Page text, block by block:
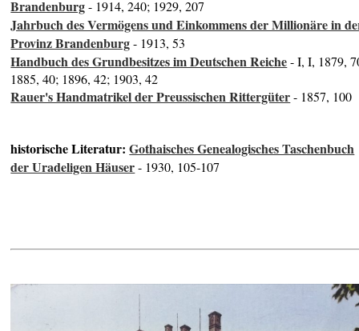
Brandenburg- 1914, 240; 1929, 207
Jahrbuch des Vermögens und Einkommens der Millionäre in
Provinz Brandenburg- 1913, 53
Handbuch des Grundbesitzes im Deutschen Reiche- I, I, 1879,
1885, 40; 1896, 42; 1903, 42
Rauer's Handmatrikel der Preussischen Rittergüter- 1857, 100
historische Literatur:Gothaisches Genealogisches Taschenbuch
der Uradeligen Häuser- 1930, 105-107